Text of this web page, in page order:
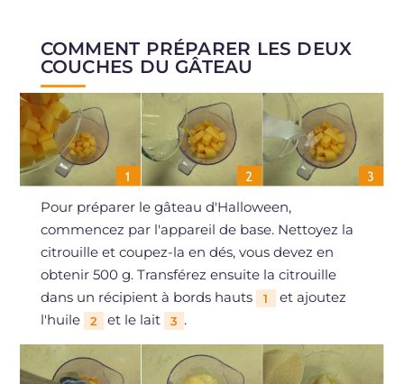
COMMENT PRÉPARER LES DEUX
COUCHES DU GÂTEAU
Pour préparer le gâteau d'Halloween,
commencez par l'appareil de base. Nettoyez la
citrouille et coupez-la en dés, vous devez en
obtenir 500 g. Transférez ensuite la citrouille
dans un récipient à bords hauts
1
et ajoutez
l'huile
2 et le lait 3 .